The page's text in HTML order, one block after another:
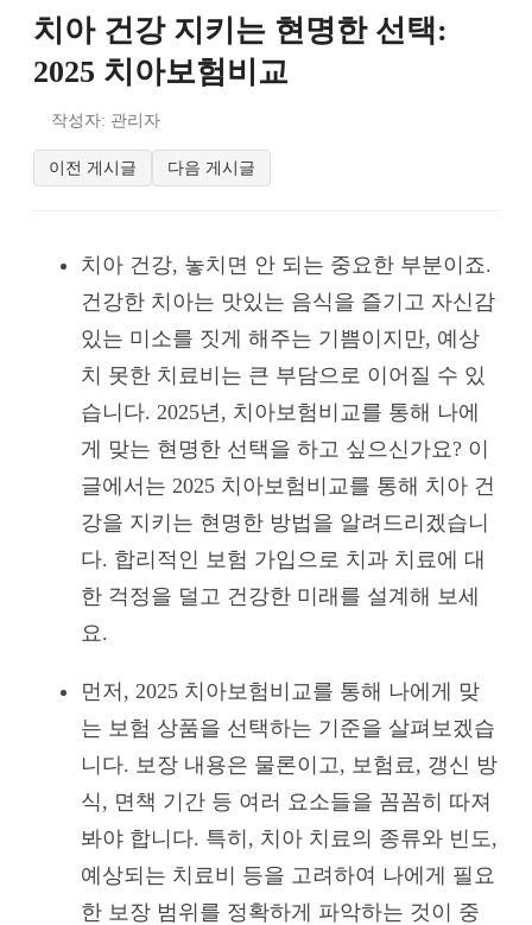
치아 건강 지키는 현명한 선택:
2025 치아보험비교
작성자: 관리자
이전 게시글 다음 게시글
치아 건강, 놓치면 안 되는 중요한 부분이죠.
건강한 치아는 맛있는 음식을 즐기고 자신감
있는 미소를 짓게 해주는 기쁨이지만, 예상
치 못한 치료비는 큰 부담으로 이어질 수 있
습니다. 2025년, 치아보험비교를 통해 나에
게 맞는 현명한 선택을 하고 싶으신가요? 이
글에서는 2025 치아보험비교를 통해 치아 건
강을 지키는 현명한 방법을 알려드리겠습니
다. 합리적인 보험 가입으로 치과 치료에 대
한 걱정을 덜고 건강한 미래를 설계해 보세
요.
먼저, 2025 치아보험비교를 통해 나에게 맞
는 보험 상품을 선택하는 기준을 살펴보겠습
니다. 보장 내용은 물론이고, 보험료, 갱신 방
식, 면책 기간 등 여러 요소들을 꼼꼼히 따져
봐야 합니다. 특히, 치아 치료의 종류와 빈도,
예상되는 치료비 등을 고려하여 나에게 필요
한 보장 범위를 정확하게 파악하는 것이 중